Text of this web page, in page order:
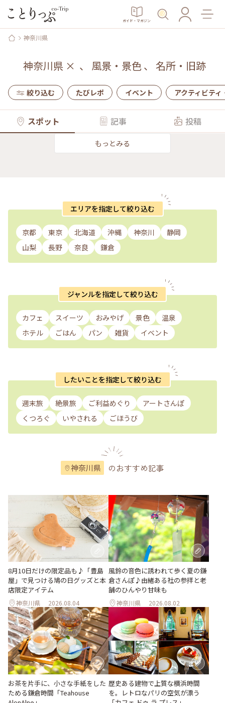
ガイド・マガジン
神奈川県
神奈川県 × 、 風景・景色、 名所・旧跡
絞り込む たびレポ イベント アクティビティ
スポット 記事 投稿
もっとみる
エリアを指定して絞り込む
京都 東京 北海道 沖縄 神奈川
静岡
山梨
長野 奈良 鎌倉
ジャンルを指定して絞り込む
カフェ スイーツ おみやげ 景色
温泉
ホテル
ごはん パン 雑貨 イベント
したいことを指定して絞り込む
週末旅 絶景旅 ご利益めぐり
アートさんぽ
くつろぐ
いやされる ごほうび
神奈川県 のおすすめ記事
8月10日だけの限定品も♪「豊島
屋」で見つける鳩の日グッズと本
店限定アイテム
神奈川県 2026.08.04
風鈴の音色に誘われて歩く夏の鎌
倉さんぽ♪由緒ある社の参拝と老
舗のひんやり甘味も
神奈川県 2026.08.02
お茶を片手に、小さな手紙をした
ためる鎌倉時間「Teahouse
歴史ある建物で上質な横浜時間
を。レトロなパリの空気が漂う